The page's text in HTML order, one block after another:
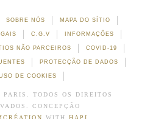
SOBRE NÓS MAPA DO SÍTIO
C.G.V INFORMAÇÕES
NÃO PARCEIROS COVID-19
PROTECÇÃO DE DADOS
DE COOKIES
TODOS OS DIREITOS
CONCEPÇÃO
WITH HAPI